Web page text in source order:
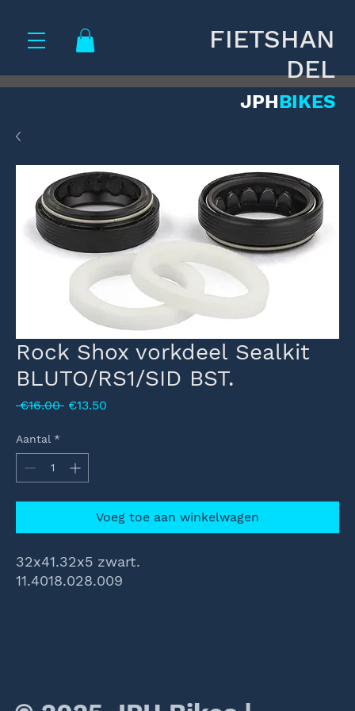
FIETSHAN
DEL
JPHBIKES
Rock Shox vorkdeel Sealkit
BLUTO/RS1/SID BST.
€16.00 Normale
€13.50
Aantal *
Voeg toe aan winkelwagen
32x41.32x5 zwart.
11.4018.028.009